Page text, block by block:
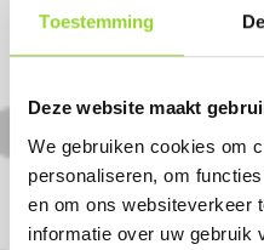
Toestemming
Deze website maakt
We gebruiken cookies om
personaliseren, om
en om ons websiteverkeer
informatie over uw gebruik
Koop uw vuurwerk
bent uiteraard ook
Schagen, Den